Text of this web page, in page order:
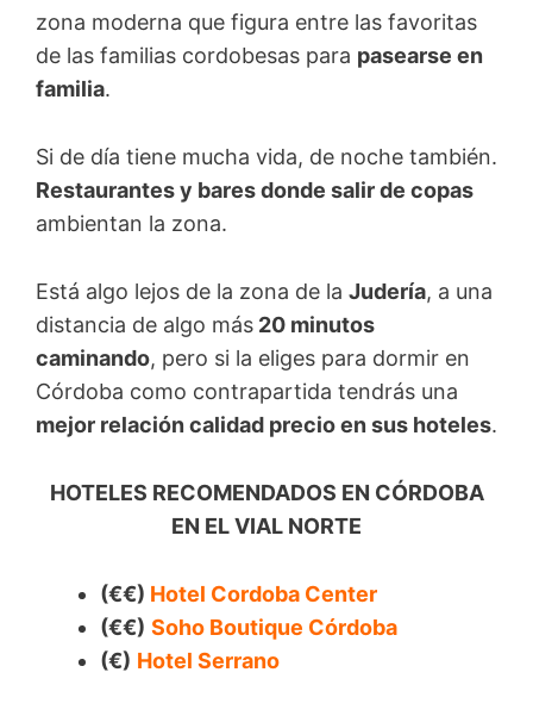
zona moderna que figura entre las favoritas
de las familias cordobesas para pasearse en
familia.
Si de día tiene mucha vida, de noche también.
Restaurantes y bares donde salir de copas
ambientan la zona.
Está algo lejos de la zona de la Judería, a una
distancia de algo más 20 minutos
caminando, pero si la eliges para dormir en
Córdoba como contrapartida tendrás una
mejor relación calidad precio en sus hoteles.
HOTELES RECOMENDADOS EN CÓRDOBA
EN EL VIAL NORTE
(€€) Hotel Cordoba Center
(€€) Soho Boutique Córdoba
(€) Hotel Serrano